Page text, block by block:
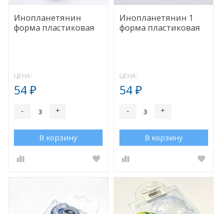
Инопланетянин
форма пластиковая
ЦЕНА:
54₽
- +
В корзину
Инопланетянин 1
форма пластиковая
ЦЕНА:
54 ₽
- +
В корзину